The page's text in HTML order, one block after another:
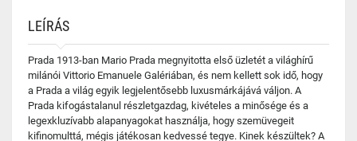
LEÍRÁS
Prada 1913-ban Mario Prada megnyitotta első üzletét a világhírű
milánói Vittorio Emanuele Galériában, és nem kellett sok idő, hogy
a Prada a világ egyik legjelentősebb luxusmárkájává váljon. A
Prada kifogástalanul részletgazdag, kivételes a minősége és a
legexkluzívabb alapanyagokat használja, hogy szemüvegeit
kifinomulttá, mégis játékosan kedvessé tegye. Kinek készültek? A